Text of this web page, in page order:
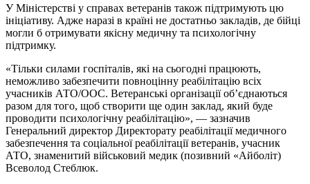
У Міністерстві у справах ветеранів також підтримують цю
ініціативу. Адже наразі в країні не достатньо закладів, де бійці
могли б отримувати якісну медичну та психологічну
підтримку.
«Тільки силами госпіталів, які на сьогодні працюють,
неможливо забезпечити повноцінну реабілітацію всіх
учасників АТО/ООС. Ветеранські організації об’єднаються
разом для того, щоб створити ще один заклад, який буде
проводити психологічну реабілітацію», — зазначив
Генеральний директор Директорату реабілітації медичного
забезпечення та соціальної реабілітації ветеранів, учасник
АТО, знаменитий військовий медик (позивний «Айболіт)
Всеволод Стеблюк.